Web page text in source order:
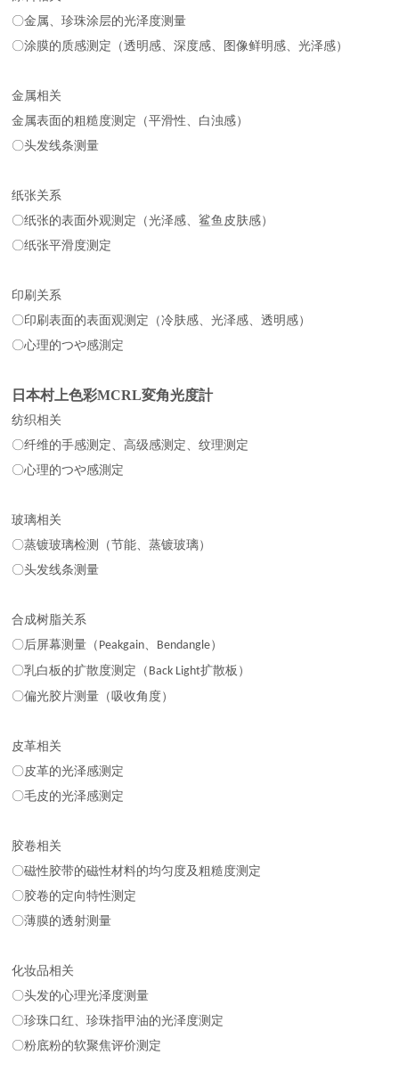
〇金属、珍珠涂层的光泽度测量
〇涂膜的质感测定（透明感、深度感、图像鲜明感、光泽感）
金属相关
金属表面的粗糙度测定（平滑性、白浊感）
〇头发线条测量
纸张关系
〇纸张的表面外观测定（光泽感、鲨鱼皮肤感）
〇纸张平滑度测定
印刷关系
〇印刷表面的表面观测定（冷肤感、光泽感、透明感）
〇心理的つや感測定
日本村上色彩MCRL変角光度計
纺织相关
〇纤维的手感测定、高级感测定、纹理测定
〇心理的つや感測定
玻璃相关
〇蒸镀玻璃检测（节能、蒸镀玻璃）
〇头发线条测量
合成树脂关系
〇后屏幕测量（ Peakgain、 Bendangle）
〇乳白板的扩散度测定（ Back Light扩散板）
〇偏光胶片测量（吸收角度）
皮革相关
〇皮革的光泽感测定
〇毛皮的光泽感测定
胶卷相关
〇磁性胶带的磁性材料的均匀度及粗糙度测定
〇胶卷的定向特性测定
〇薄膜的透射测量
化妆品相关
〇头发的心理光泽度测量
〇珍珠口红、珍珠指甲油的光泽度测定
〇粉底粉的软聚焦评价测定